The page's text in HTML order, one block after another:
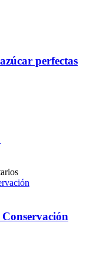
perfectas